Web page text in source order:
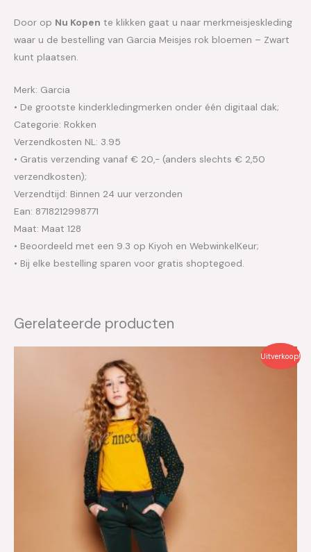
Door op Nu Kopen te klikken gaat u naar merkmeisjeskleding
waar u de bestelling van Garcia Meisjes rok bloemen – Zwart
kunt plaatsen.
Merk: Garcia
• De grootste kinderkledingmerken onder één digitaal dak;
Categorie: Rokken
Verzendkosten NL: 3.95
• Gratis verzending vanaf € 20,- (anders slechts € 2,50
verzendkosten);
Verzendtijd: Binnen 24 uur verzonden
Ean: 8718212998771
Maat: Maat 128
• Beoordeeld met een 9.3 op Kiyoh en WebwinkelKeur;
• Bij elke bestelling sparen voor gratis shoptegoed.
Gerelateerde producten
Uitverkoop!
€25.00.